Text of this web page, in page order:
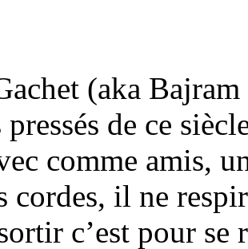
(aka
pressés de ce
comme amis,
cordes, il ne
c’est pour